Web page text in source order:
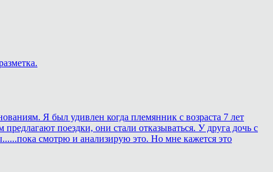
Я был удивлен когда племянник с возраста 7 лет
поездки, они стали отказываться. У друга дочь с
смотрю и анализирую это. Но мне кажется это